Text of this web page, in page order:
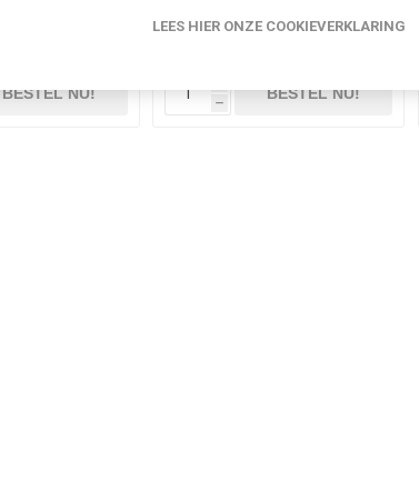
BESTEL NU!
€8,00
h
BESTEL NU!
LEES HIER ONZE COOKIEVERKLARING